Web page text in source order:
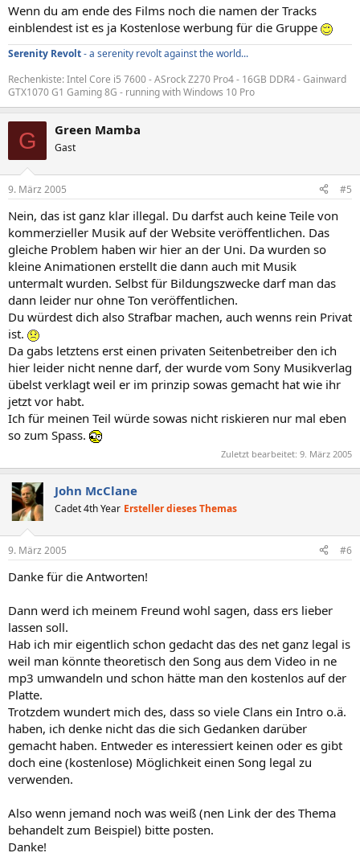
Wenn du am ende des Films noch die namen der Tracks
einblendest ist es ja Kostenlose werbung für die Gruppe
Serenity Revolt- a serenity revolt against the world...
Rechenkiste: Intel Core i5 7600 - ASrock Z270 Pro4 - 16GB DDR4 - Gainward
GTX1070 G1 Gaming 8G - running with Windows 10 Pro
G Green Mamba
Gast
9. März 2005 #5
Nein, das ist ganz klar illegal. Du darfst auch keine Teile von
kommerzieller Musik auf der Website veröffentlichen. Das
gleiche Problem haben wir hier an der Uni. Da wurden so
kleine Animationen erstellt die dann auch mit Musik
untermalt wurden. Selbst für Bildungszwecke darf man das
dann leider nur ohne Ton veröffentlichen.
Du würdest dich also Strafbar machen, auch wenns rein Privat
ist.
Da gabs letztens erst einen privaten Seitenbetreiber den ich
hier leider nicht nenne darf, der wurde vom Sony Musikverlag
übelst verklagt weil er im prinzip sowas gemacht hat wie ihr
jetzt vor habt.
Ich für meinen Teil würde sowas nicht riskieren nur mal eben
so zum Spass.
Zuletzt bearbeitet: 9. März 2005
John McClane
Cadet 4th Year Ersteller dieses Themas
9. März 2005 #6
Danke für die Antworten!
Dann werd ich meinem Freund wohl sagen, dass ers lieber
lassen soll.
Hab ich mir eigentlich schon gedacht das des net ganz legal is
weil man könnte theoretisch den Song aus dem Video in ne
mp3 umwandeln und schon hätte man den kostenlos auf der
Platte.
Trotzdem wundert mich des, dass so viele Clans ein Intro o.ä.
haben, ich denke nicht das die sich Gedanken darüber
gemacht haben. Entweder es interessiert keinen oder es gibt
doch eine (kostenlose) Möglichkeit einen Song legal zu
verwenden.
Also wenn jemand noch was weiß (nen Link der des Thema
behandelt zum Beispiel) bitte posten.
Danke!